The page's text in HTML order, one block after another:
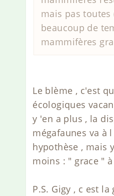
mais pas
beaucoup de
mammifères
Le blème , c'est
écologiques
y 'en a plus , la
mégafaunes va à
hypothèse , mais
moins : " grace "
P.S. Gigy , c est